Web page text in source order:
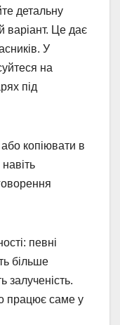
детальну
варіант. Це дає
У
на
під
копіювати в
певні
більше
залученість.
працює саме у